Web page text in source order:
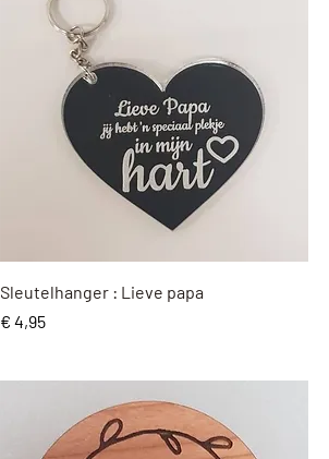
Snel overzicht
Sleutelhanger : Lieve papa
Prijs
€ 4,95